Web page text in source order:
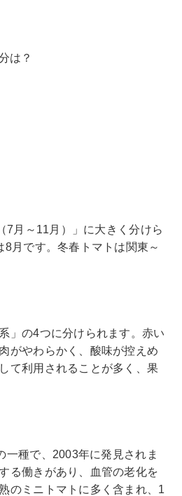
は？
7月～11月）」に大きく分けら
月です。冬春トマトは関東～
」の4つに分けられます。赤い
がやわらかく、酸味が控えめ
て利用されることが多く、果
一種で、2003年に発見されま
る働きがあり、血管の老化を
のミニトマトに多く含まれ、1